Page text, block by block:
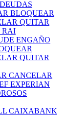
BLOQUEAR
QUITAR
RAI
ENGAÑO
QUITAR
CANCELAR
EXPERIAN
CAIXABANK